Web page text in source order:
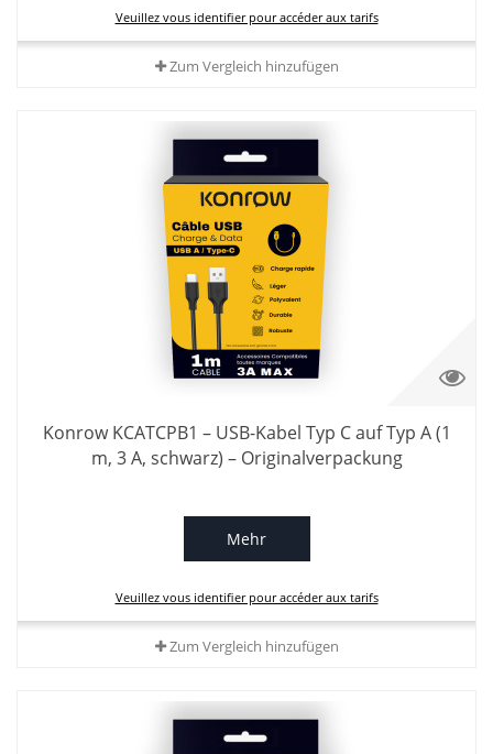
Veuillez vous identifier pour accéder aux tarifs
Zum Vergleich hinzufügen
Konrow KCATCPB1 – USB-Kabel Typ C auf Typ A (1
m, 3 A, schwarz) – Originalverpackung
Mehr
Veuillez vous identifier pour accéder aux tarifs
Zum Vergleich hinzufügen